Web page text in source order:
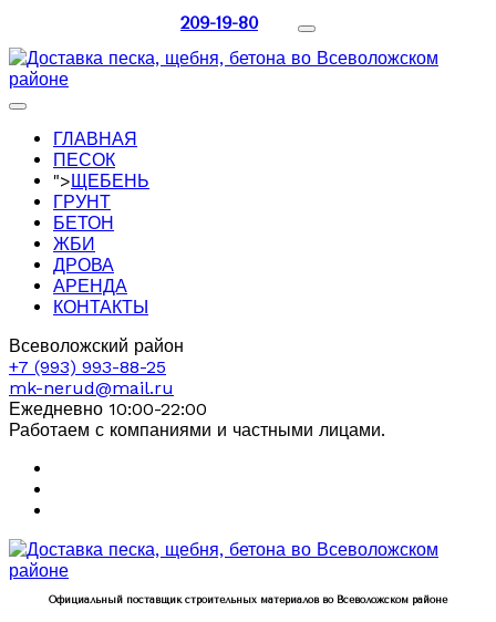
209-19-80
ГЛАВНАЯ
ПЕСОК
">ЩЕБЕНЬ
ГРУНТ
БЕТОН
ЖБИ
ДРОВА
АРЕНДА
КОНТАКТЫ
Всеволожский район
+7 (993) 993-88-25
mk-nerud@mail.ru
Ежедневно 10:00-22:00
Работаем с компаниями и частными лицами.
Официальный поставщик строительных материалов во Всеволожском районе